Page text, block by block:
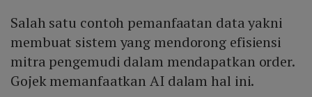
Salah satu contoh pemanfaatan data yakni
membuat sistem yang mendorong efisiensi
mitra pengemudi dalam mendapatkan order.
Gojek memanfaatkan AI dalam hal ini.